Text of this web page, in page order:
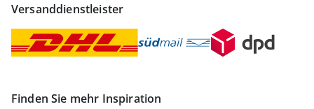
Versanddienstleister
Finden Sie mehr Inspiration